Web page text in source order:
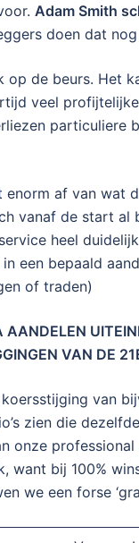
Adam Smith
doen dat
de beurs. Het
veel
af van wat
vanaf de start
heel
een bepaald
of traden)
AANDELEN
VAN DE
van
zien die
onze
want bij 100%
we een forse